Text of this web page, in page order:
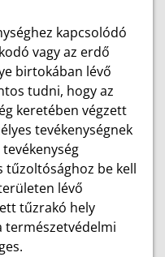
kapcsolódó
vagy az erdő
birtokában lévő
tudni, hogy az
keretében végzett
tevékenységnek
tűzoltósághoz be kell
lévő
tűzrakó hely
természetvédelmi